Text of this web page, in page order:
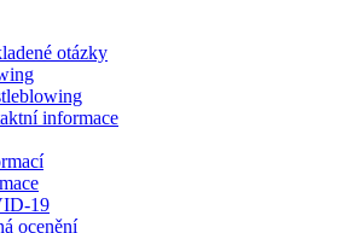
otázky
informace
19
ocenění